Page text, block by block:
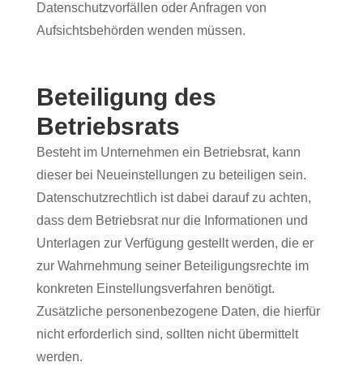
Datenschutzvorfällen oder Anfragen von
Aufsichtsbehörden wenden müssen.
Beteiligung des
Betriebsrats
Besteht im Unternehmen ein Betriebsrat, kann
dieser bei Neueinstellungen zu beteiligen sein.
Datenschutzrechtlich ist dabei darauf zu achten,
dass dem Betriebsrat nur die Informationen und
Unterlagen zur Verfügung gestellt werden, die er
zur Wahrnehmung seiner Beteiligungsrechte im
konkreten Einstellungsverfahren benötigt.
Zusätzliche personenbezogene Daten, die hierfür
nicht erforderlich sind, sollten nicht übermittelt
werden.